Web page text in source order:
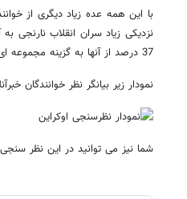
با این همه عده زیاد دیگری از
نزدیکی زیاد سران انقلاب نارنجی
37 درصد از آنها به گزینه مجموعه ای از عوامل بالا رای داده اند.
نمودار زیر بیانگر نظر خوانندگان
شما نیز می توانید در این نظر